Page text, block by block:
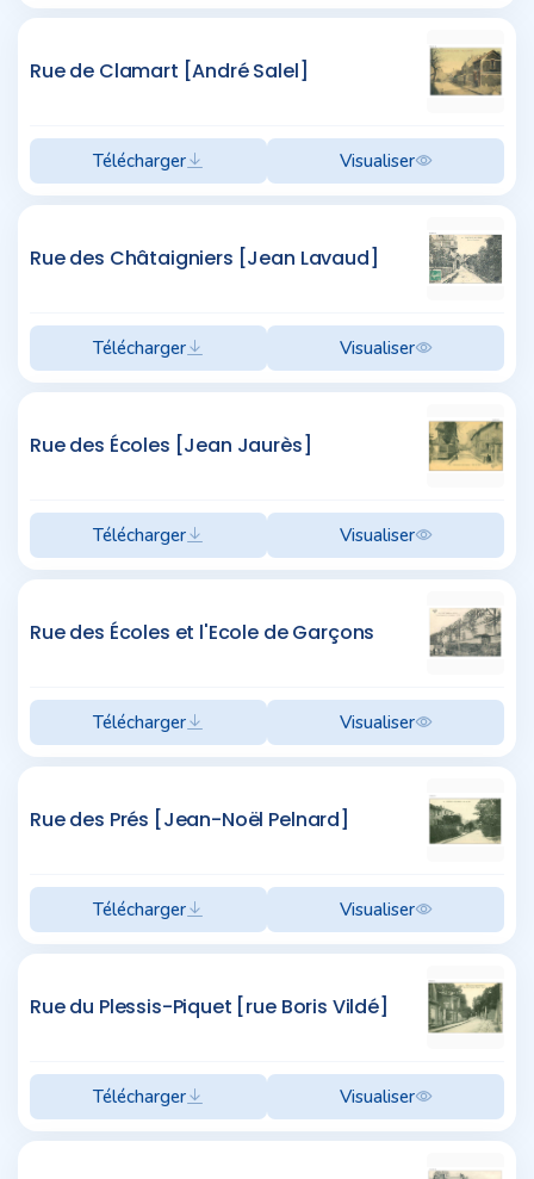
Rue de Clamart [André Salel]
Télécharger Visualiser
Rue des Châtaigniers [Jean Lavaud]
Télécharger Visualiser
Rue des Écoles [Jean Jaurès]
Télécharger Visualiser
Rue des Écoles et l'Ecole de Garçons
Télécharger Visualiser
Rue des Prés [Jean-Noël Pelnard]
Télécharger Visualiser
Rue du Plessis-Piquet [rue Boris Vildé]
Télécharger Visualiser